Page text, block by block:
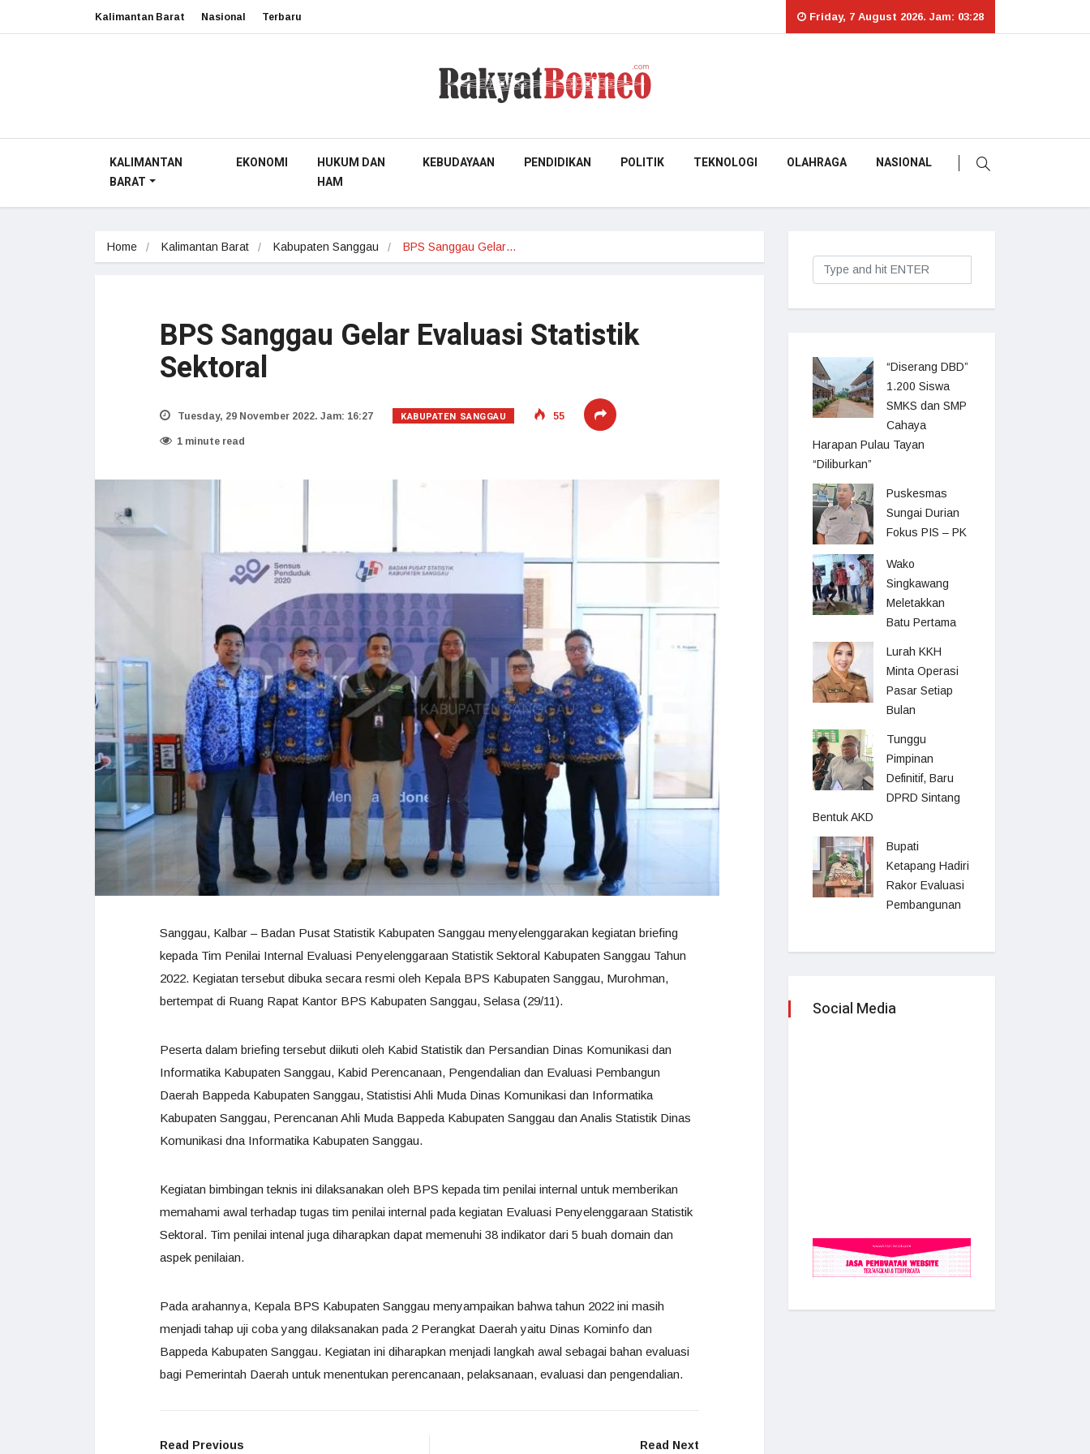
Kalimantan Barat Nasional Terbaru Friday, 7 August 2026. Jam: 03:28
KALIMANTAN
BARAT
EKONOMI
HUKUM DAN
HAM
KEBUDAYAAN PENDIDIKAN POLITIK TEKNOLOGI OLAHRAGA NASIONAL
Home Kalimantan Barat Kabupaten Sanggau BPS Sanggau Gelar…
BPS Sanggau Gelar Evaluasi Statistik
Sektoral
Tuesday, 29 November 2022. Jam: 16:27 KABUPATEN SANGGAU 55
1 minute read
Sanggau, Kalbar – Badan Pusat Statistik Kabupaten Sanggau menyelenggarakan kegiatan briefing
kepada Tim Penilai Internal Evaluasi Penyelenggaraan Statistik Sektoral Kabupaten Sanggau Tahun
2022. Kegiatan tersebut dibuka secara resmi oleh Kepala BPS Kabupaten Sanggau, Murohman,
bertempat di Ruang Rapat Kantor BPS Kabupaten Sanggau, Selasa (29/11).
Peserta dalam briefing tersebut diikuti oleh Kabid Statistik dan Persandian Dinas Komunikasi dan
Informatika Kabupaten Sanggau, Kabid Perencanaan, Pengendalian dan Evaluasi Pembangun
Daerah Bappeda Kabupaten Sanggau, Statistisi Ahli Muda Dinas Komunikasi dan Informatika
Kabupaten Sanggau, Perencanan Ahli Muda Bappeda Kabupaten Sanggau dan Analis Statistik Dinas
Komunikasi dna Informatika Kabupaten Sanggau.
Kegiatan bimbingan teknis ini dilaksanakan oleh BPS kepada tim penilai internal untuk memberikan
memahami awal terhadap tugas tim penilai internal pada kegiatan Evaluasi Penyelenggaraan Statistik
Sektoral. Tim penilai intenal juga diharapkan dapat memenuhi 38 indikator dari 5 buah domain dan
aspek penilaian.
Pada arahannya, Kepala BPS Kabupaten Sanggau menyampaikan bahwa tahun 2022 ini masih
menjadi tahap uji coba yang dilaksanakan pada 2 Perangkat Daerah yaitu Dinas Kominfo dan
Bappeda Kabupaten Sanggau. Kegiatan ini diharapkan menjadi langkah awal sebagai bahan evaluasi
bagi Pemerintah Daerah untuk menentukan perencanaan, pelaksanaan, evaluasi dan pengendalian.
Read Previous Read Next
“Diserang DBD”
1.200 Siswa
SMKS dan SMP
Cahaya
Harapan Pulau Tayan
“Diliburkan”
Puskesmas
Sungai Durian
Fokus PIS – PK
Wako
Singkawang
Meletakkan
Batu Pertama
Lurah KKH
Minta Operasi
Pasar Setiap
Bulan
Tunggu
Pimpinan
Definitif, Baru
DPRD Sintang
Bentuk AKD
Bupati
Ketapang Hadiri
Rakor Evaluasi
Pembangunan
Social Media